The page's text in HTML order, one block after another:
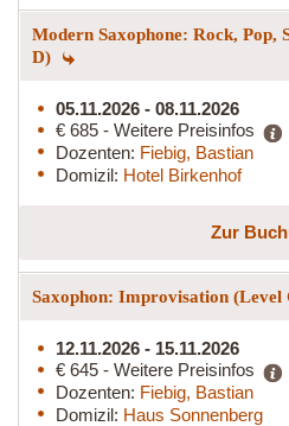
Modern Saxophone: Rock, Pop,
D)
05.11.2026 - 08.11.2026
€ 685 - Weitere Preisinfos
Dozenten: Fiebig, Bastian
Domizil: Hotel Birkenhof
Zur
Saxophon: Improvisation (Level
12.11.2026 - 15.11.2026
€ 645 - Weitere Preisinfos
Dozenten: Fiebig, Bastian
Domizil: Haus Sonnenberg